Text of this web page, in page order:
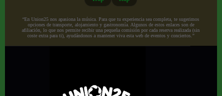
“En Union25 nos apasiona la música. Para que tu experiencia sea completa, te sugerimos
opciones de transporte, alojamiento y gastronomía. Algunos de estos enlaces son de
afiliación, lo que nos permite recibir una pequeña comisión por cada reserva realizada (sin
coste extra para ti), ayudándonos a mantener viva esta web de eventos y conciertos.”